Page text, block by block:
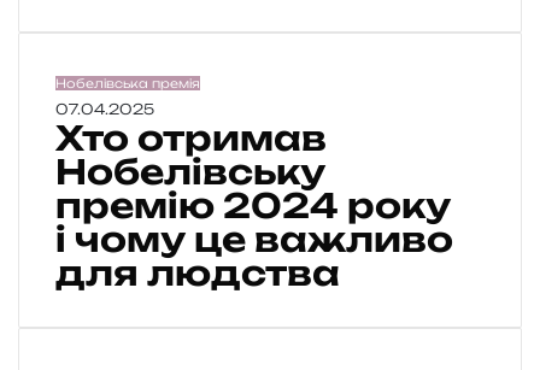
е
ь
м
я
н
і
є
:
ч
Х
т
о
о
т
р
и
а
Нобелівська премія
07.04.2025
Хто отримав
Нобелівську
премію 2024 року
і чому це важливо
для людства